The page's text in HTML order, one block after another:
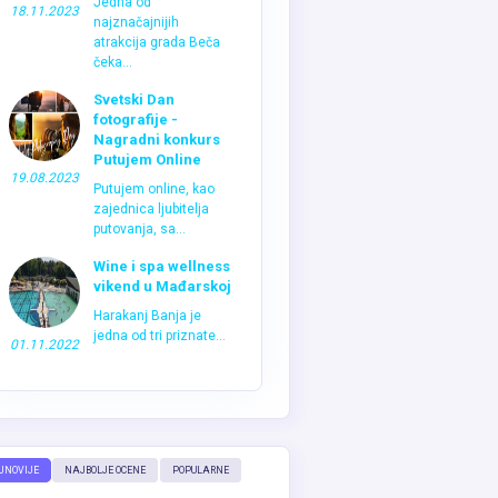
18.11.2023
najznačajnijih
atrakcija grada Beča
čeka...
19.08.2023
Svetski Dan
fotografije -
Nagradni konkurs
Putujem Online
Putujem online, kao
zajednica ljubitelja
putovanja, sa...
01.11.2022
Wine i spa wellness
vikend u Mađarskoj
Harakanj Banja je
jedna od tri priznate...
NAJBOLJE OCENE POPULARNE